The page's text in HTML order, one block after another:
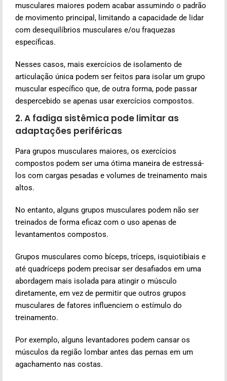
musculares maiores podem acabar assumindo o padrão
de movimento principal, limitando a capacidade de lidar
com desequilíbrios musculares e/ou fraquezas
específicas.
Nesses casos, mais exercícios de isolamento de
articulação única podem ser feitos para isolar um grupo
muscular específico que, de outra forma, pode passar
despercebido se apenas usar exercícios compostos.
2. A fadiga sistêmica pode limitar as
adaptações periféricas
Para grupos musculares maiores, os exercícios
compostos podem ser uma ótima maneira de estressá-
los com cargas pesadas e volumes de treinamento mais
altos.
No entanto, alguns grupos musculares podem não ser
treinados de forma eficaz com o uso apenas de
levantamentos compostos.
Grupos musculares como bíceps, tríceps, isquiotibiais e
até quadríceps podem precisar ser desafiados em uma
abordagem mais isolada para atingir o músculo
diretamente, em vez de permitir que outros grupos
musculares de fatores influenciem o estímulo do
treinamento.
Por exemplo, alguns levantadores podem cansar os
músculos da região lombar antes das pernas em um
agachamento nas costas.